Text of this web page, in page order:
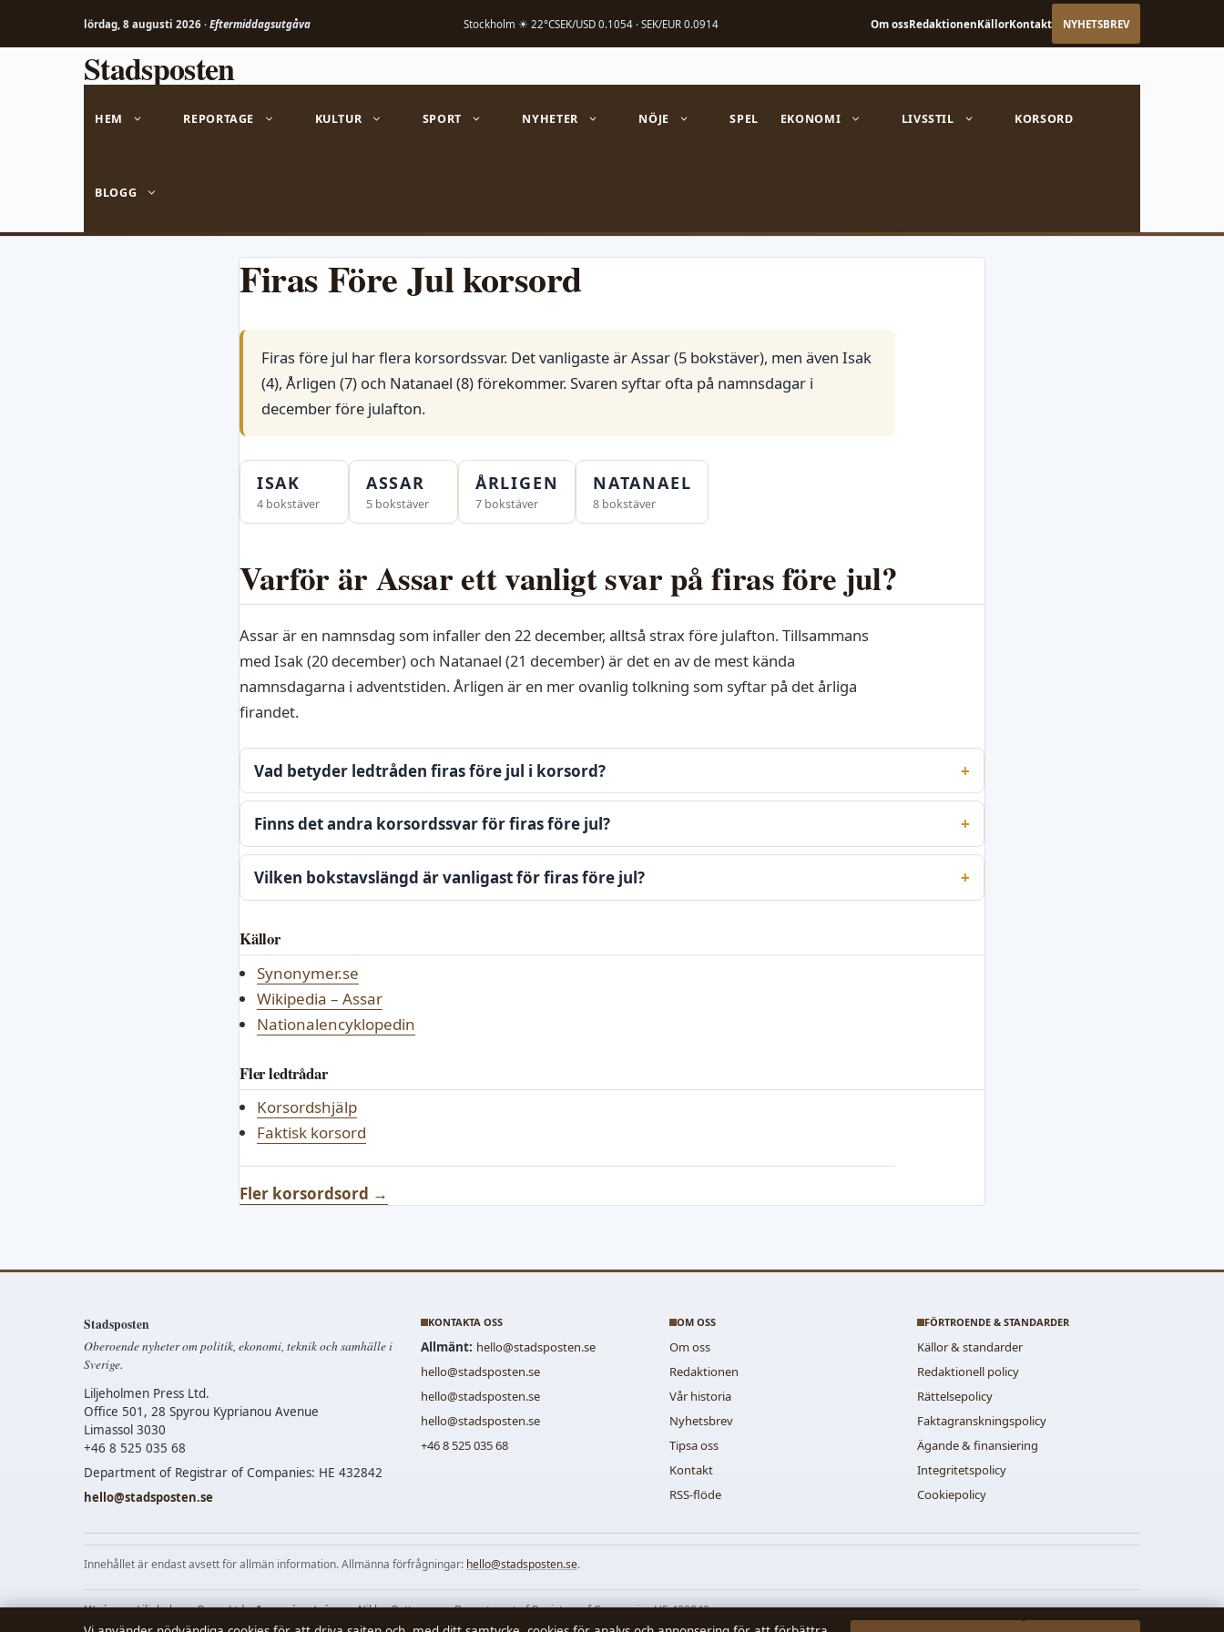
lördag, 8 augusti 2026 · Eftermiddagsutgåva Stockholm ☀ 22°CSEK/USD 0.1054 · SEK/EUR 0.0914 Om ossRedaktionenKällorKontakt NYHETSBREV
Stadsposten
HEM REPORTAGE KULTUR SPORT NYHETER NÖJE SPEL EKONOMI LIVSSTIL KORSORD
BLOGG
Firas Före Jul korsord
Firas före jul har flera korsordssvar. Det vanligaste är Assar (5 bokstäver), men även Isak
(4), Årligen (7) och Natanael (8) förekommer. Svaren syftar ofta på namnsdagar i
december före julafton.
ISAK
4 bokstäver
ASSAR
5 bokstäver
ÅRLIGEN
7 bokstäver
NATANAEL
8 bokstäver
Varför är Assar ett vanligt svar på firas före jul?
Assar är en namnsdag som infaller den 22 december, alltså strax före julafton. Tillsammans
med Isak (20 december) och Natanael (21 december) är det en av de mest kända
namnsdagarna i adventstiden. Årligen är en mer ovanlig tolkning som syftar på det årliga
firandet.
Vad betyder ledtråden firas före jul i korsord?
Finns det andra korsordssvar för firas före jul?
Vilken bokstavslängd är vanligast för firas före jul?
Källor
Synonymer.se
Wikipedia – Assar
Nationalencyklopedin
Fler ledtrådar
Korsordshjälp
Faktisk korsord
Fler korsordsord →
Stadsposten
Oberoende nyheter om politik, ekonomi, teknik och samhälle i
Sverige.
Liljeholmen Press Ltd.
Office 501, 28 Spyrou Kyprianou Avenue
Limassol 3030
+46 8 525 035 68
Department of Registrar of Companies: HE 432842
hello@stadsposten.se
KONTAKTA OSS
Allmänt: hello@stadsposten.se
hello@stadsposten.se
hello@stadsposten.se
hello@stadsposten.se
+46 8 525 035 68
OM OSS
Om oss
Redaktionen
Vår historia
Nyhetsbrev
Tipsa oss
Kontakt
RSS-flöde
FÖRTROENDE & STANDARDER
Källor & standarder
Redaktionell policy
Rättelsepolicy
Faktagranskningspolicy
Ägande & finansiering
Integritetspolicy
Cookiepolicy
Innehållet är endast avsett för allmän information. Allmänna förfrågningar: hello@stadsposten.se.
Utgivare:Liljeholmen Press Ltd. ·Ansvarig utgivare:Niklas Pettersson · Department of Registrar of Companies HE 432842